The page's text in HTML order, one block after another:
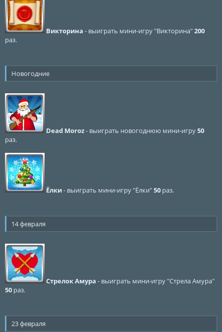
Викторина - выиграть мини-игру "Викторина"200
раз.
Новогодние
Dead Moroz- выиграть новогоднюю мини-игру50
раз.
Ёлки- выиграть мини-игру "Ёлки"50 раз.
14 февраля
Стрелок Амура - выиграть мини-игру "Стрела Амура"
50 раз.
23 февраля